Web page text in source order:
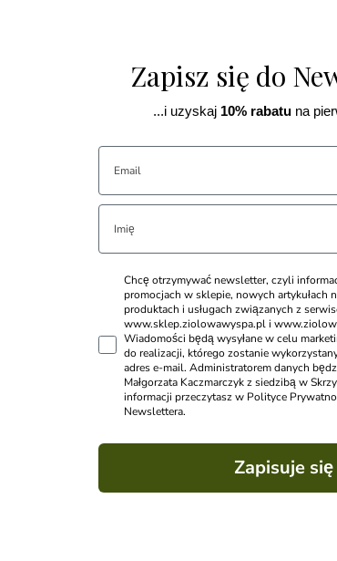
Zapisz się do
...i uzyskaj10% rabatuna
Chcę otrzymywać newsletter, czyli
promocjach w sklepie, nowych artykułach
produktach i usługach związanych z
www.sklep.ziolowawyspa.pl i
Wiadomości będą wysyłane w celu
do realizacji, którego zostanie
adres e-mail. Administratorem danych
Małgorzata Kaczmarczyk z siedzibą w
informacji przeczytasz w Polityce
Newslettera.
Zapisuje się